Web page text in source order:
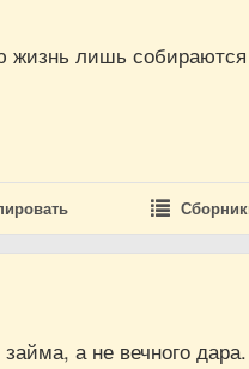
жизнь лишь
а не вечного дара.